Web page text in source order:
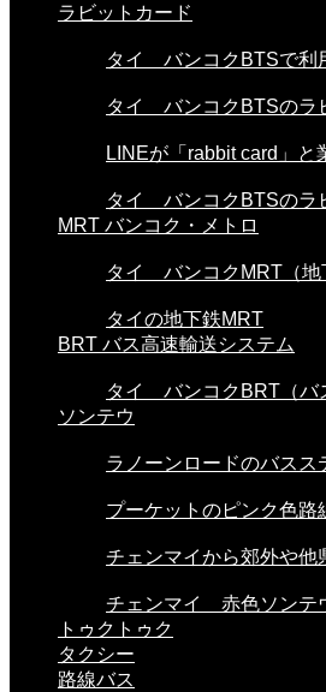
ラビットカード
タイ バンコクBTSで利
タイ バンコクBTSのラ
LINEが「rabbit card」と
タイ バンコクBTSのラ
MRT バンコク・メトロ
タイ バンコクMRT（地
タイの地下鉄MRT
BRT バス高速輸送システム
タイ バンコクBRT（バ
ソンテウ
ラノーンロードのバスス
プーケットのピンク色路
チェンマイから郊外や他
チェンマイ 赤色ソンテ
トゥクトゥク
タクシー
路線バス